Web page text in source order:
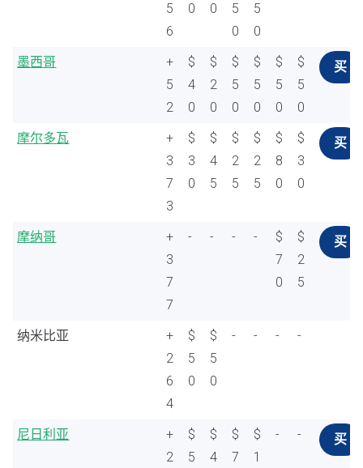
5
6
0
0
5
0
5
0
墨西哥
+
5
2
$
4
0
$
2
0
$
5
0
$
5
0
$
5
0
$
5
0
买
摩尔多瓦
+
3
7
3
$
3
0
$
4
5
$
2
5
$
2
5
$
8
0
$
3
0
买
摩纳哥
+
3
7
7
- - - -
$
7
0
$
2
5
买
纳米比亚
+
2
6
4
$
5
0
$
5
0
- - - -
尼日利亚
+
2
$
5
$
4
$
7
$
1
- - 买